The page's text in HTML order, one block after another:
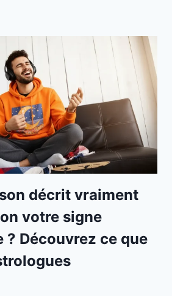
décrit vraiment
votre signe
Découvrez ce que